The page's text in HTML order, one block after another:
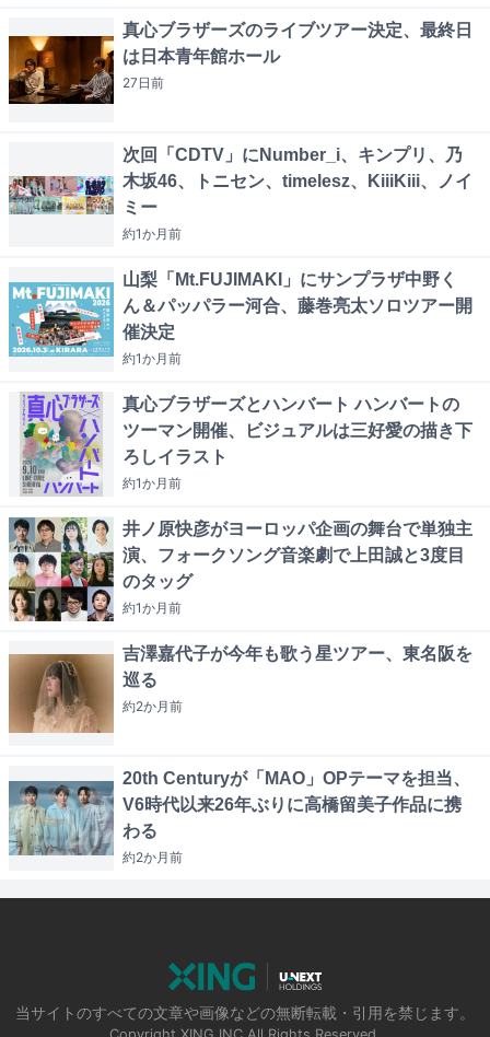
真心ブラザーズのライブツアー決定、最終日
は日本青年館ホール
27日前
次回「CDTV」にNumber_i、キンプリ、乃
木坂46、トニセン、timelesz、KiiiKiii、ノイ
ミー
約1か月前
山梨「Mt.FUJIMAKI」にサンプラザ中野く
ん＆パッパラー河合、藤巻亮太ソロツアー開
催決定
約1か月前
真心ブラザーズとハンバート ハンバートの
ツーマン開催、ビジュアルは三好愛の描き下
ろしイラスト
約1か月前
井ノ原快彦がヨーロッパ企画の舞台で単独主
演、フォークソング音楽劇で上田誠と3度目
のタッグ
約1か月前
吉澤嘉代子が今年も歌う星ツアー、東名阪を
巡る
約2か月前
20th Centuryが「MAO」OPテーマを担当、
V6時代以来26年ぶりに高橋留美子作品に携
わる
約2か月前
当サイトのすべての文章や画像などの無断転載・引用を禁じます。
Copyright XING INC.All Rights Reserved.